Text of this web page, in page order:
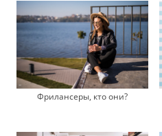
Фрилансеры, кто они?